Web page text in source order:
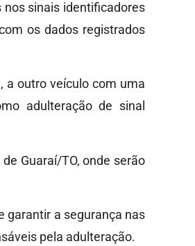
nos sinais identificadores
os dados registrados
a outro veículo com uma
adulteração de sinal
Guaraí/TO, onde serão
garantir a segurança nas
pela adulteração.